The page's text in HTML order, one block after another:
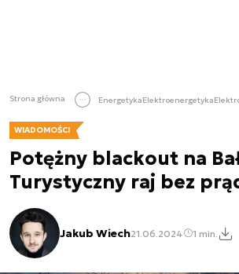
Strona główna EnergetykaElektroenergetyka
WIADOMOŚCI
Potężny blackout na
Turystyczny raj bez
Jakub Wiech21.06.2024 1 min.